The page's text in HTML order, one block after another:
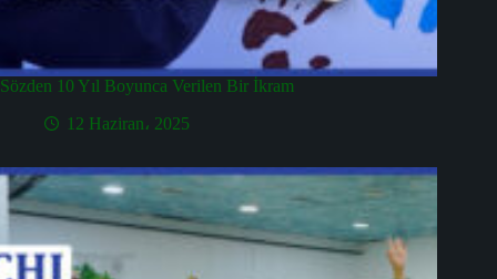
Sözden 10 Yıl Boyunca Verilen Bir İkram
12 Haziran، 2025